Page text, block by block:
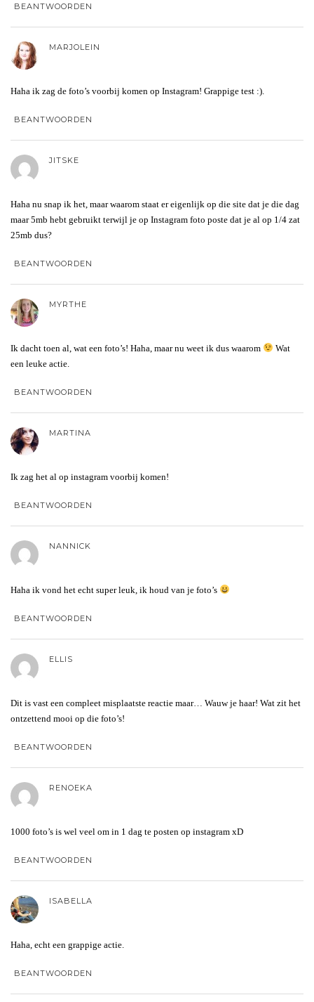
BEANTWOORDEN
MARJOLEIN
Haha ik zag de foto’s voorbij komen op Instagram! Grappige test :).
BEANTWOORDEN
JITSKE
Haha nu snap ik het, maar waarom staat er eigenlijk op die site dat je die dag
maar 5mb hebt gebruikt terwijl je op Instagram foto poste dat je al op 1/4 zat
25mb dus?
BEANTWOORDEN
MYRTHE
Ik dacht toen al, wat een foto’s! Haha, maar nu weet ik dus waarom
Wat
een leuke actie.
BEANTWOORDEN
MARTINA
Ik zag het al op instagram voorbij komen!
BEANTWOORDEN
NANNICK
Haha ik vond het echt super leuk, ik houd van je foto’s
BEANTWOORDEN
ELLIS
Dit is vast een compleet misplaatste reactie maar… Wauw je haar! Wat zit het
ontzettend mooi op die foto’s!
BEANTWOORDEN
RENOEKA
1000 foto’s is wel veel om in 1 dag te posten op instagram xD
BEANTWOORDEN
ISABELLA
Haha, echt een grappige actie.
BEANTWOORDEN